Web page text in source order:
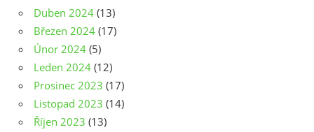
Duben 2024 (13)
Březen 2024 (17)
Únor 2024 (5)
Leden 2024 (12)
Prosinec 2023 (17)
Listopad 2023 (14)
Říjen 2023 (13)